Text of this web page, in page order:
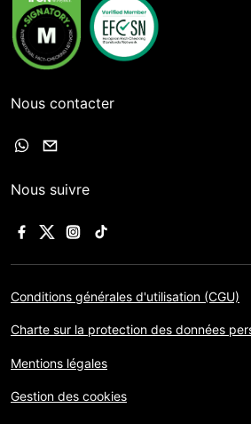
Nous contacter
Nous suivre
Conditions générales d'utilisation (CGU)
Charte sur la protection des données
Mentions légales
Gestion des cookies